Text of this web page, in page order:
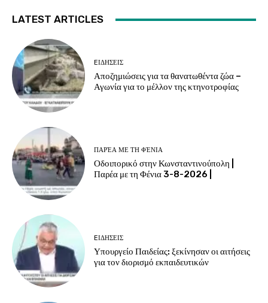
LATEST ARTICLES
EΙΔΗΣΕΙΣ
Αποζημιώσεις για τα θανατωθέντα ζώα –
Αγωνία για το μέλλον της κτηνοτροφίας
ΠΑΡΈΑ ΜΕ ΤΗ ΦΈΝΙΑ
Οδοιπορικό στην Κωνσταντινούπολη |
Παρέα με τη Φένια 3-8-2026 |
EΙΔΗΣΕΙΣ
Υπουργείο Παιδείας: ξεκίνησαν οι αιτήσεις
για τον διορισμό εκπαιδευτικών